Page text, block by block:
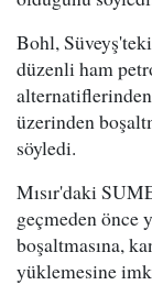
Bohl,
düzenli ham
üzerinden
söyledi.
Mısır'daki
geçmeden
boşaltmasına,
yüklemesine